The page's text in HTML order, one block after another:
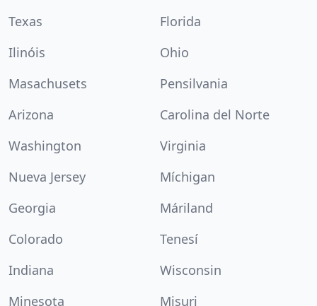
Texas
Florida
Ilinóis
Ohio
Masachusets
Pensilvania
Arizona
Carolina del Norte
Washington
Virginia
Nueva Jersey
Míchigan
Georgia
Máriland
Colorado
Tenesí
Indiana
Wisconsin
Minesota
Misuri